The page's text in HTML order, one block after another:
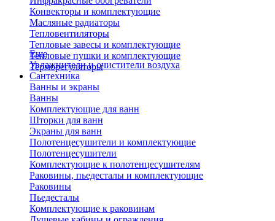
Конвекторы и комплектующие
Масляные радиаторы
Тепловентиляторы
Тепловые завесы и комплектующие
Тепловые пушки и комплектующие
Терморегуляторы
Еще
Увлажнители и очистители воздуха
Сантехника
Ванны и экраны
Ванны
Комплектующие для ванн
Шторки для ванн
Экраны для ванн
Полотенцесушители и комплектующие
Полотенцесушители
Комплектующие к полотенцесушителям
Раковины, пьедесталы и комплектующие
Раковины
Пьедесталы
Комплектующие к раковинам